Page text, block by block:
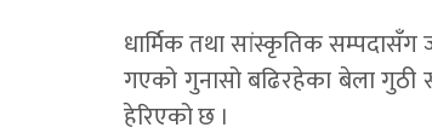
धार्मिक तथा सांस्कृतिक सम्पदासँग
गएको गुनासो बढिरहेका बेला
हेरिएको छ ।